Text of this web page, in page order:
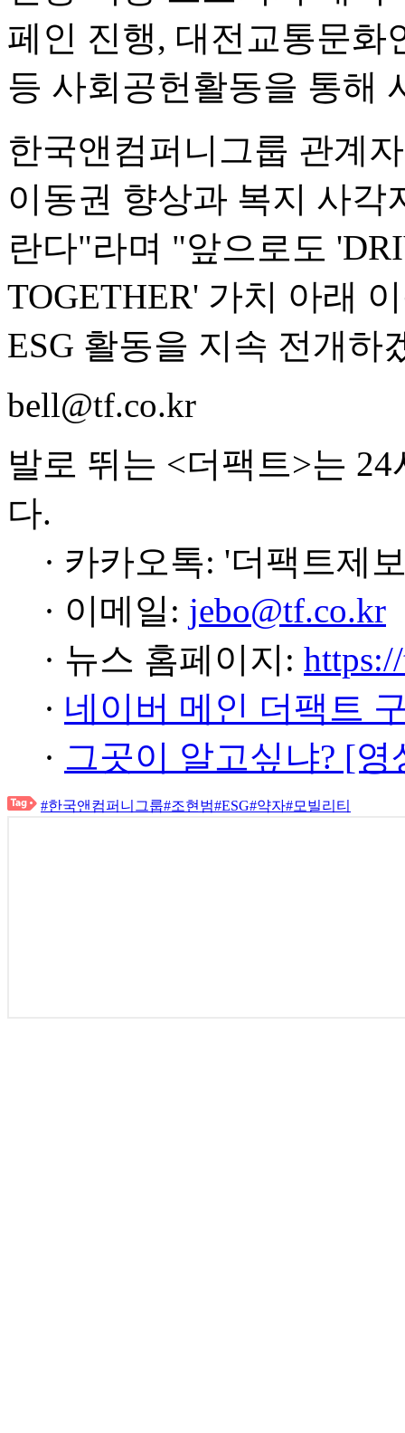
페인 진행, 대전교통문화
등 사회공헌활동을 통해
한국앤컴퍼니그룹 관계
이동권 향상과 복지 사각
란다"라며 "앞으로도
TOGETHER' 가치 아래
ESG 활동을 지속 전개하
bell@tf.co.kr
발로 뛰는 <더팩트>는
다.
· 카카오톡: '더팩트제
· 이메일: jebo@tf.co.kr
· 뉴스 홈페이지:
· 네이버 메인 더팩트
· 그곳이 알고싶냐? [
#한국앤컴퍼니그룹#조현범#ESG#약자#모빌리티